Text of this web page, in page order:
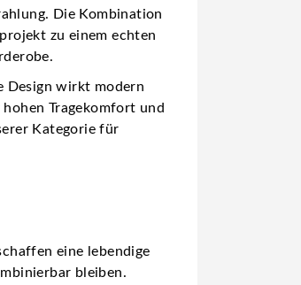
Die Kombination
zu einem echten
Design wirkt modern
Tragekomfort und
Kategorie für
eine lebendige
bleiben.